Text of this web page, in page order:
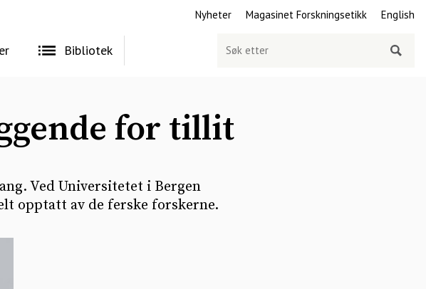
Nyheter Magasinet Forskningsetikk English
Bibliotek
Søk
for tillit
Ved Universitetet i Bergen
opptatt av de ferske forskerne.